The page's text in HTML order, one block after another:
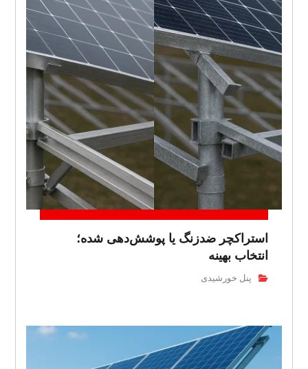
استراکچر ضدزنگ یا پوشش‌دهی شده؛
انتخاب بهینه
پنل خورشیدی